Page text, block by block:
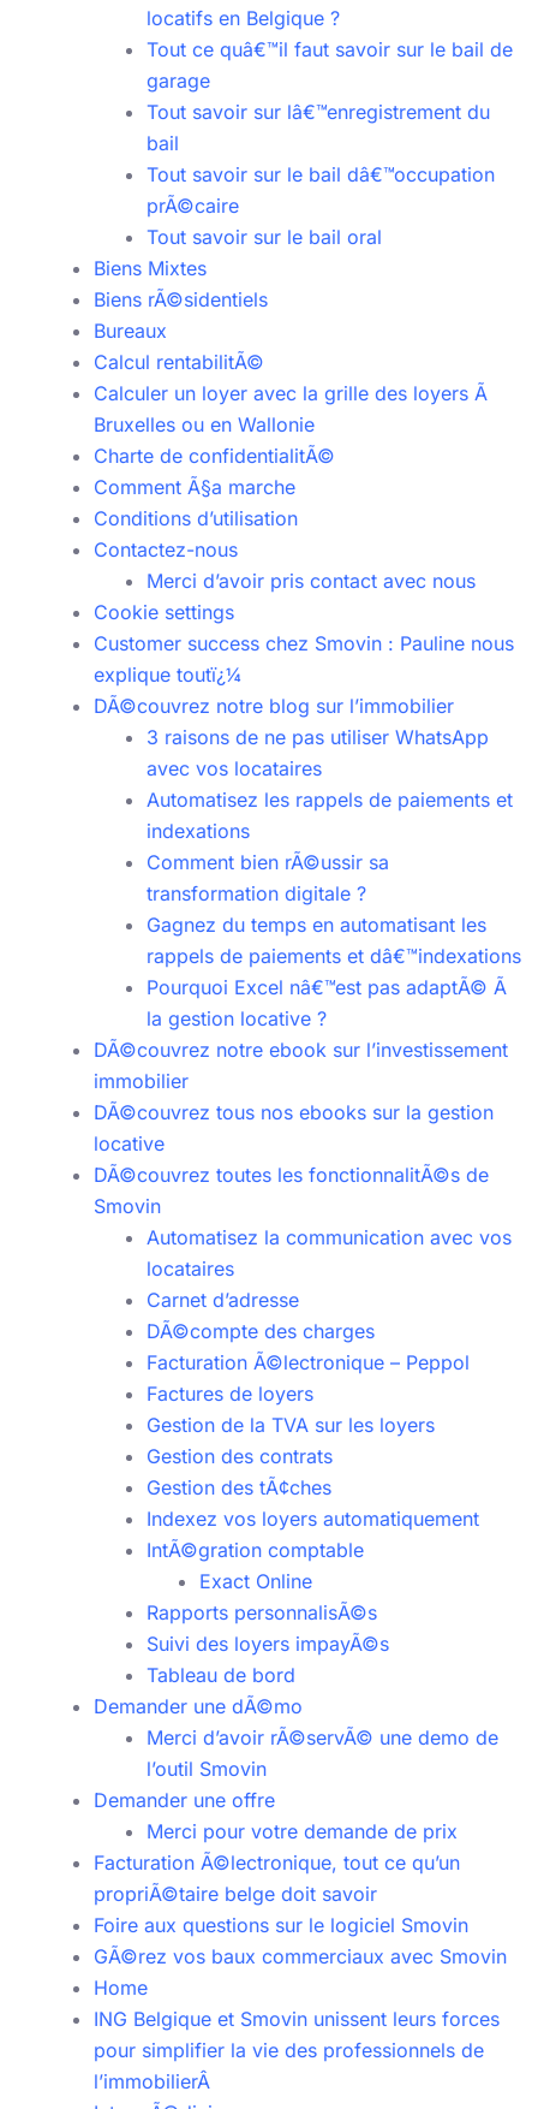
locatifs en Belgique ?
Tout ce quâ€™il faut savoir sur le bail de
garage
Tout savoir sur lâ€™enregistrement du
bail
Tout savoir sur le bail dâ€™occupation
prÃ©caire
Tout savoir sur le bail oral
Biens Mixtes
Biens rÃ©sidentiels
Bureaux
Calcul rentabilitÃ©
Calculer un loyer avec la grille des loyers Ã
Bruxelles ou en Wallonie
Charte de confidentialitÃ©
Comment Ã§a marche
Conditions d’utilisation
Contactez-nous
Merci d’avoir pris contact avec nous
Cookie settings
Customer success chez Smovin : Pauline nous
explique toutï¿¼
DÃ©couvrez notre blog sur l’immobilier
3 raisons de ne pas utiliser WhatsApp
avec vos locataires
Automatisez les rappels de paiements et
indexations
Comment bien rÃ©ussir sa
transformation digitale ?
Gagnez du temps en automatisant les
rappels de paiements et dâ€™indexations
Pourquoi Excel nâ€™est pas adaptÃ© Ã
la gestion locative ?
DÃ©couvrez notre ebook sur l’investissement
immobilier
DÃ©couvrez tous nos ebooks sur la gestion
locative
DÃ©couvrez toutes les fonctionnalitÃ©s de
Smovin
Automatisez la communication avec vos
locataires
Carnet d’adresse
DÃ©compte des charges
Facturation Ã©lectronique – Peppol
Factures de loyers
Gestion de la TVA sur les loyers
Gestion des contrats
Gestion des tÃ¢ches
Indexez vos loyers automatiquement
IntÃ©gration comptable
Exact Online
Rapports personnalisÃ©s
Suivi des loyers impayÃ©s
Tableau de bord
Demander une dÃ©mo
Merci d’avoir rÃ©servÃ© une demo de
l’outil Smovin
Demander une offre
Merci pour votre demande de prix
Facturation Ã©lectronique, tout ce qu’un
propriÃ©taire belge doit savoir
Foire aux questions sur le logiciel Smovin
GÃ©rez vos baux commerciaux avec Smovin
Home
ING Belgique et Smovin unissent leurs forces
pour simplifier la vie des professionnels de
l’immobilierÂ